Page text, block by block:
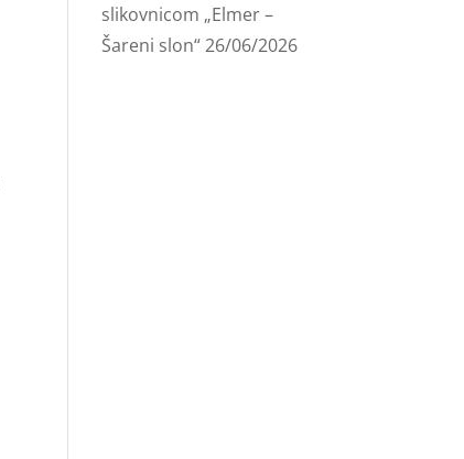
slikovnicom „Elmer –
Šareni slon“26/06/2026